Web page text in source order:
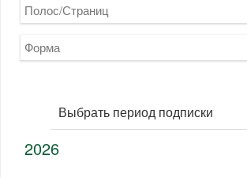
Полос/Страниц
Форма
Выбрать период подписки
2026